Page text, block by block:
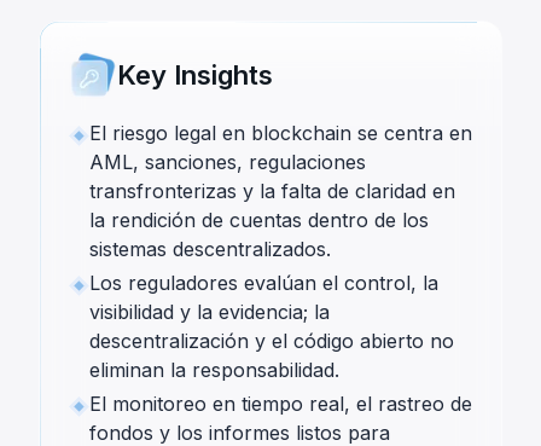
Key Insights
El riesgo legal en blockchain se centra en
AML, sanciones, regulaciones
transfronterizas y la falta de claridad en
la rendición de cuentas dentro de los
sistemas descentralizados.
Los reguladores evalúan el control, la
visibilidad y la evidencia; la
descentralización y el código abierto no
eliminan la responsabilidad.
El monitoreo en tiempo real, el rastreo de
fondos y los informes listos para